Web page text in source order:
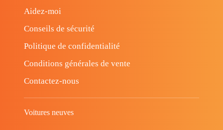
Aidez-moi
Conseils de sécurité
Politique de confidentialité
Conditions générales de vente
Contactez-nous
Voitures neuves